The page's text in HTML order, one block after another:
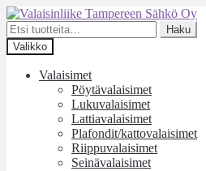
Siirry
navigointiin
Siirry
sisältöön
Etsi:
Haku
Valikko
Valaisimet
Pöytävalaisimet
Lukuvalaisimet
Lattiavalaisimet
Plafondit/kattovalaisimet
Riippuvalaisimet
Seinävalaisimet